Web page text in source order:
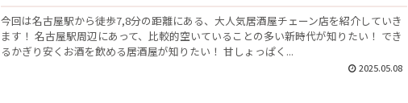
今回は名古屋駅から徒歩7,8分の距離にある、大人気居酒屋チェーン店を紹介していき
ます！ 名古屋駅周辺にあって、比較的空いていることの多い新時代が知りたい！ でき
るかぎり安くお酒を飲める居酒屋が知りたい！ 甘しょっぱく...
2025.05.08